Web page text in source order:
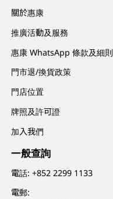
關於惠康
推廣活動及服務
惠康 WhatsApp 條款及細則
門市退/換貨政策
門店位置
牌照及許可證
加入我們
一般查詢
電話:+852 2299 1133
電郵: